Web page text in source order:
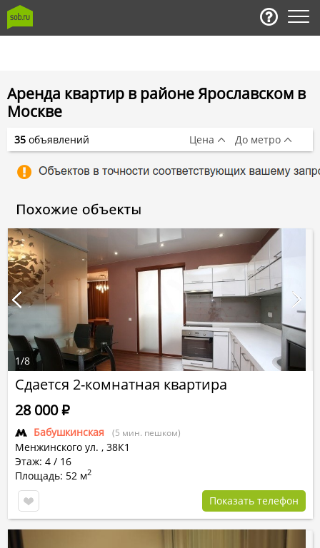
Аренда квартир в районе Ярославском в
Москве
Сдается 2-комнатная квартира
Бабушкинская (5 мин. пешком)
Менжинского ул. , 38К1
Этаж: 4 / 16
Площадь: 52 м2
28 000Р
Показать телефон
1/8
35 объявлений Цена До метро